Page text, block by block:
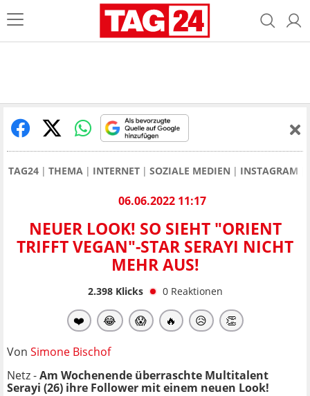
TAG24 THEMA INTERNET SOZIALE MEDIEN INSTAGRAM
06.06.2022 11:17
NEUER LOOK! SO SIEHT "ORIENT
TRIFFT VEGAN"-STAR SERAYI NICHT
MEHR AUS!
2.398Klicks 0 Reaktionen
❤️ 😂 😱 🔥 😥 👏
Von Simone Bischof
Netz -Am Wochenende überraschte Multitalent
Serayi (26) ihre Follower mit einem neuen Look!